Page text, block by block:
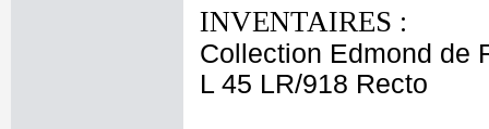
INVENTAIRES :
Collection Edmond de
L 45 LR/918 Recto